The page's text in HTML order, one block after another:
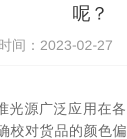
呢？
时间：2023-02-
源广泛应用在各
校对货品的颜色